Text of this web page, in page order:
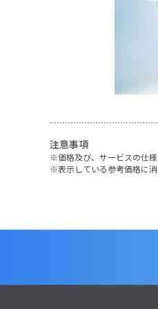
注意事項
価格及び、サービスの仕
表示している参考価格に